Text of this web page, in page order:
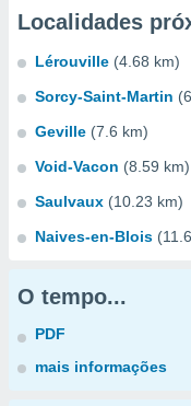
Localidades
Lérouville (4.68 km)
Sorcy-Saint-Martin
Geville (7.6 km)
Void-Vacon (8.59 km)
Saulvaux (10.23 km)
Naives-en-Blois
O tempo...
PDF
mais informações